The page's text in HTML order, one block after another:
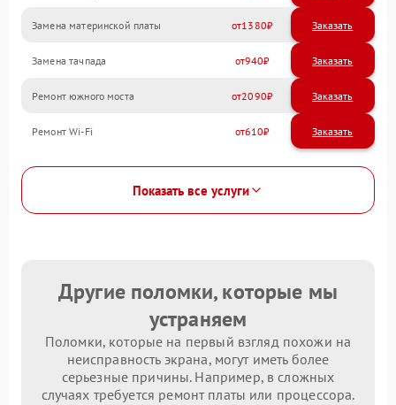
Замена материнской платы 1380
Замена тачпада 940
Ремонт южного моста 2090
Ремонт Wi-Fi 610
Показать все услуги
Другие поломки, которые мы
устраняем
Поломки, которые на первый взгляд похожи на
неисправность экрана, могут иметь более
серьезные причины. Например, в сложных
случаях требуется ремонт платы или процессора.